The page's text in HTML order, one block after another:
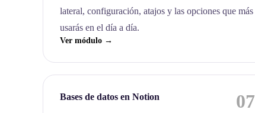
lateral, configuración, atajos y las opciones que más
usarás en el día a día.
Ver módulo →
Bases de datos en Notion 07